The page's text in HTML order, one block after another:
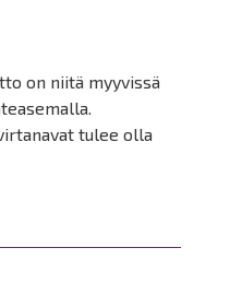
on niitä myyvissä
tulee olla